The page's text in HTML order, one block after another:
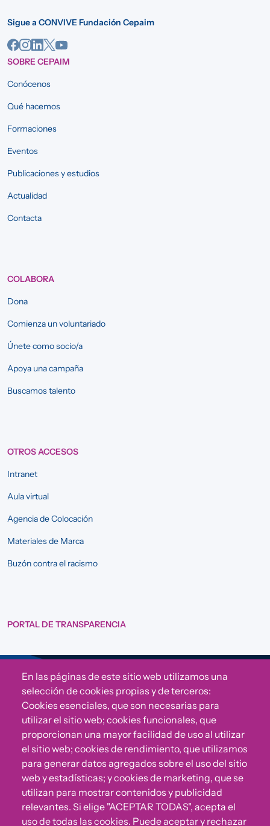
Sigue a CONVIVE Fundación Cepaim
SOBRE CEPAIM
Conócenos
Qué hacemos
Formaciones
Eventos
Publicaciones y estudios
Actualidad
Contacta
COLABORA
Dona
Comienza un voluntariado
Únete como socio/a
Apoya una campaña
Buscamos talento
OTROS ACCESOS
Intranet
Aula virtual
Agencia de Colocación
Materiales de Marca
Buzón contra el racismo
PORTAL DE TRANSPARENCIA
Sigue a Comunidad CONVIVE
En las páginas de este sitio web utilizamos una
selección de cookies propias y de terceros:
Cookies esenciales, que son necesarias para
utilizar el sitio web; cookies funcionales, que
proporcionan una mayor facilidad de uso al utilizar
el sitio web; cookies de rendimiento, que utilizamos
para generar datos agregados sobre el uso del sitio
web y estadísticas; y cookies de marketing, que se
utilizan para mostrar contenidos y publicidad
relevantes. Si elige "ACEPTAR TODAS", acepta el
uso de todas las cookies. Puede aceptar y rechazar